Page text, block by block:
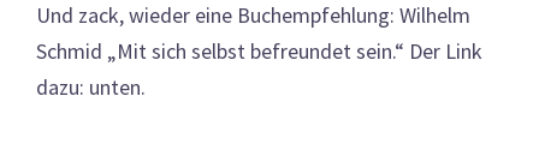
Und zack, wieder eine Buchempfehlung: Wilhelm
Schmid „Mit sich selbst befreundet sein.“ Der Link
dazu: unten.